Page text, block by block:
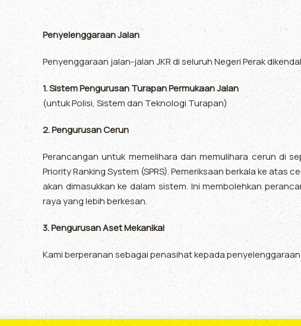
Penyelenggaraan Jalan
Penyenggaraan jalan-jalan JKR di seluruh Negeri Perak
1. Sistem Pengurusan Turapan Permukaan Jalan
(untuk Polisi, Sistem dan Teknologi Turapan)
2. Pengurusan Cerun
Perancangan untuk memelihara dan memulihara cerun di
Priority Ranking System (SPRS). Pemeriksaan berkala ke
akan dimasukkan ke dalam sistem. Ini membolehkan
raya yang lebih berkesan.
3. Pengurusan Aset Mekanikal
Kami berperanan sebagai penasihat kepada